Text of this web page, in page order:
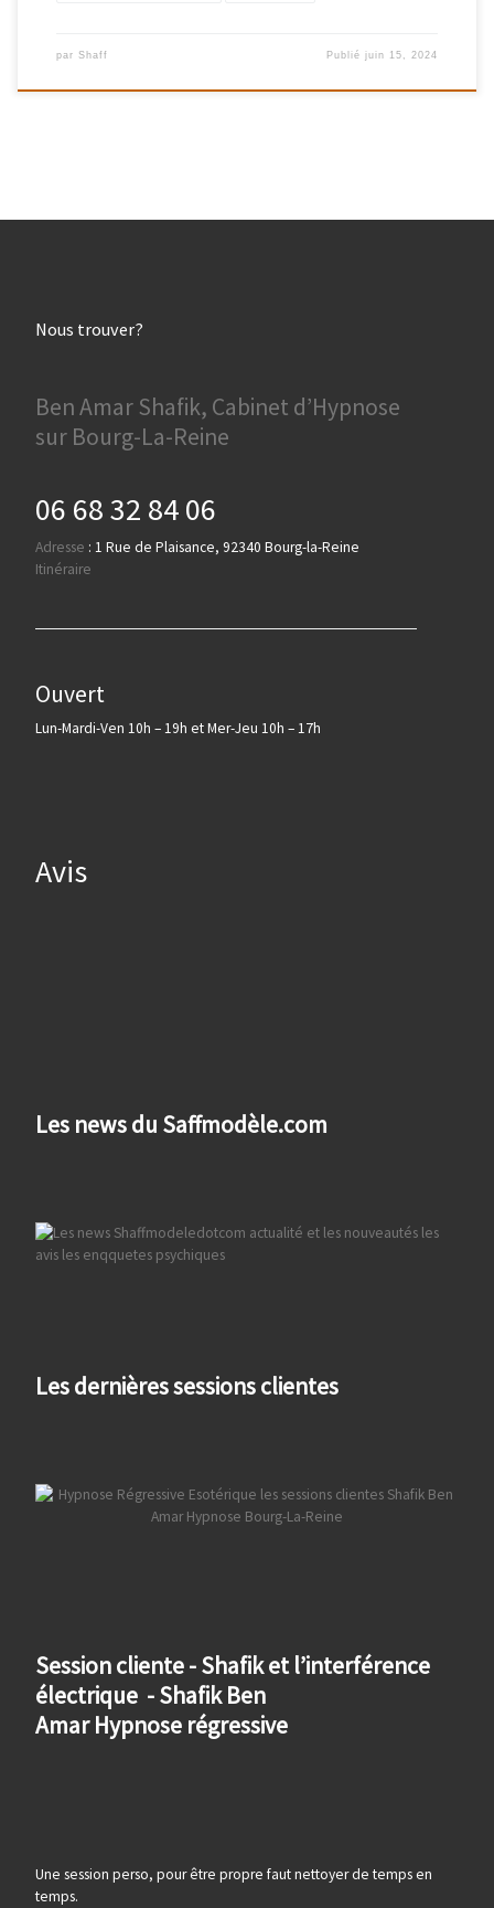
par Shaff Publiéjuin 15, 2024
Nous trouver?
Ben Amar Shafik, Cabinet d’Hypnose
sur Bourg-La-Reine
06 68 32 84 06
Adresse : 1 Rue de Plaisance, 92340 Bourg-la-Reine
Itinéraire
Ouvert
Lun-Mardi-Ven 10h – 19h et Mer-Jeu 10h – 17h
Avis
Les news du Saffmodèle.com
Les dernières sessions clientes
Session cliente - Shafik et l’interférence
électrique - Shafik Ben
Amar Hypnose régressive
Une session perso, pour être propre faut nettoyer de temps en
temps.